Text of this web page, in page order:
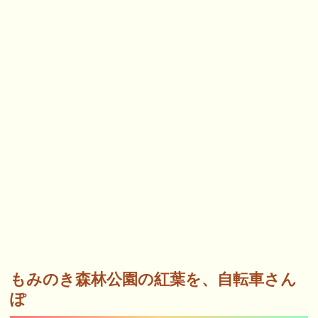
もみのき森林公園の紅葉を、自転車さん
ぽ